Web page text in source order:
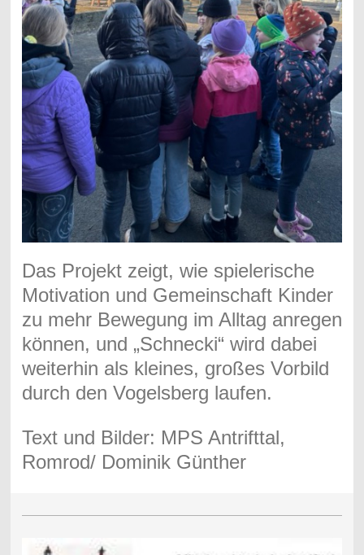
Das Projekt zeigt, wie spielerische
Motivation und Gemeinschaft Kinder
zu mehr Bewegung im Alltag anregen
können, und „Schnecki“ wird dabei
weiterhin als kleines, großes Vorbild
durch den Vogelsberg laufen.
Text und Bilder: MPS Antrifttal,
Romrod/ Dominik Günther